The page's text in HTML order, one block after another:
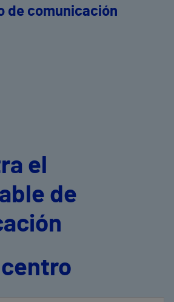
de comunicación
el
de